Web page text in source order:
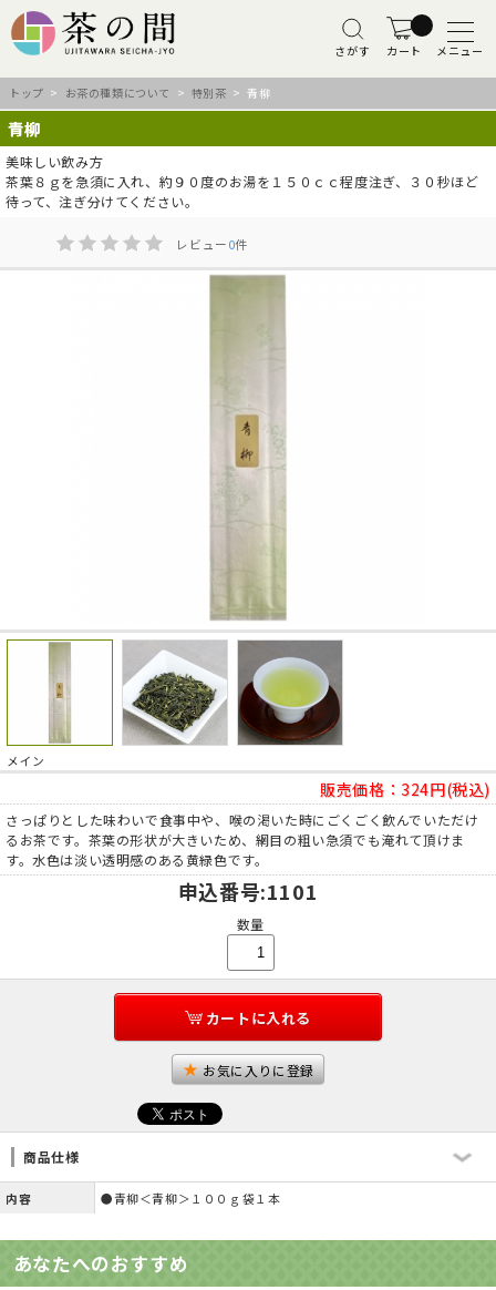
さがす カート メニュー
トップ > お茶の種類について > 特別茶 > 青柳
青柳
美味しい飲み方
茶葉８ｇを急須に入れ、約９０度のお湯を１５０ｃｃ程度注ぎ、３０秒ほど
待って、注ぎ分けてください。
レビュー0件
メイン
販売価格：324円(税込)
さっぱりとした味わいで食事中や、喉の渇いた時にごくごく飲んでいただけ
るお茶です。茶葉の形状が大きいため、網目の粗い急須でも淹れて頂けま
す。水色は淡い透明感のある黄緑色です。
申込番号:1101
数量
カートに入れる
お気に入りに登録
商品仕様
内容 ●青柳＜青柳＞１００ｇ袋１本
あなたへのおすすめ